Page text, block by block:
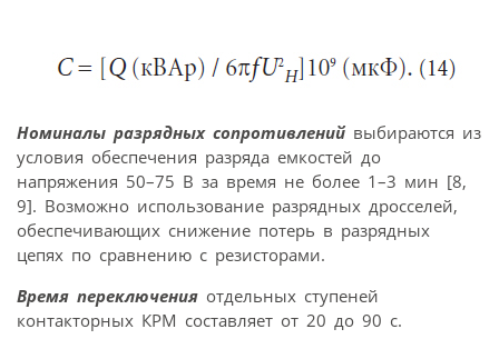
Номиналы разрядных сопротивлений выбираются из
условия обеспечения разряда емкостей до
напряжения 50–75 В за время не более 1–3 мин [8,
9]. Возможно использование разрядных дросселей,
обеспечивающих снижение потерь в разрядных
цепях по сравнению с резисторами.
Время переключения отдельных ступеней
контакторных КРМ составляет от 20 до 90 с.